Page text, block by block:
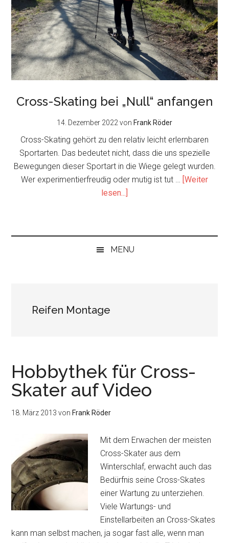
Cross-Skating bei „Null“ anfangen
14. Dezember 2022von Frank Röder
Cross-Skating gehört zu den relativ leicht erlernbaren
Sportarten. Das bedeutet nicht, dass die uns spezielle
Bewegungen dieser Sportart in die Wiege gelegt wurden.
Wer experimentierfreudig oder mutig ist tut … [Weiter
lesen...]
„Null“
MENU
Reifen Montage
Hobbythek für Cross-
Skater auf Video
18. März 2013 von Frank Röder
Mit dem Erwachen der meisten
Cross-Skater aus dem
Winterschlaf, erwacht auch das
Bedürfnis seine Cross-Skates
einer Wartung zu unterziehen.
Viele Wartungs- und
Einstellarbeiten an Cross-Skates
kann man selbst machen, ja sogar fast alle, wenn man